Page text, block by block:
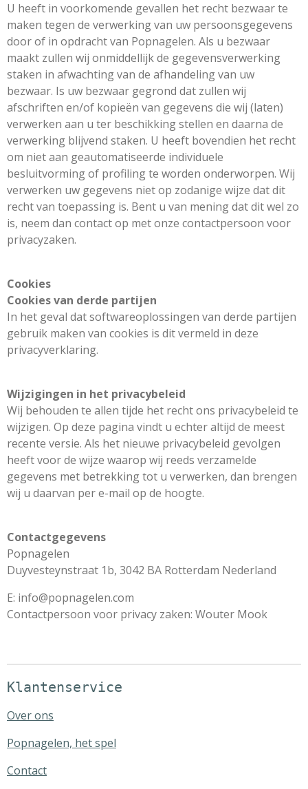
U heeft in voorkomende gevallen het recht bezwaar te
maken tegen de verwerking van uw persoonsgegevens
door of in opdracht van Popnagelen. Als u bezwaar
maakt zullen wij onmiddellijk de gegevensverwerking
staken in afwachting van de afhandeling van uw
bezwaar. Is uw bezwaar gegrond dat zullen wij
afschriften en/of kopieën van gegevens die wij (laten)
verwerken aan u ter beschikking stellen en daarna de
verwerking blijvend staken. U heeft bovendien het recht
om niet aan geautomatiseerde individuele
besluitvorming of profiling te worden onderworpen. Wij
verwerken uw gegevens niet op zodanige wijze dat dit
recht van toepassing is. Bent u van mening dat dit wel zo
is, neem dan contact op met onze contactpersoon voor
privacyzaken.
Cookies
Cookies van derde partijen
In het geval dat softwareoplossingen van derde partijen
gebruik maken van cookies is dit vermeld in deze
privacyverklaring.
Wijzigingen in het privacybeleid
Wij behouden te allen tijde het recht ons privacybeleid te
wijzigen. Op deze pagina vindt u echter altijd de meest
recente versie. Als het nieuwe privacybeleid gevolgen
heeft voor de wijze waarop wij reeds verzamelde
gegevens met betrekking tot u verwerken, dan brengen
wij u daarvan per e-mail op de hoogte.
Contactgegevens
Popnagelen
Duyvesteynstraat 1b, 3042 BA Rotterdam Nederland
E: info@popnagelen.com
Contactpersoon voor privacy zaken: Wouter Mook
Klantenservice
Over ons
Popnagelen, het spel
Contact